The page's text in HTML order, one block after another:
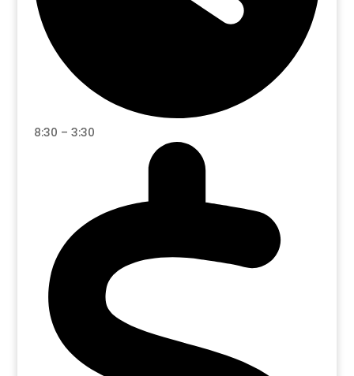
8:30 – 3:30